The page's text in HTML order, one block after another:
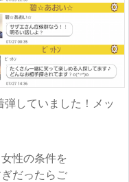
していました！メッ
性の条件を
だったらご